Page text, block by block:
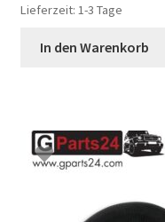
Lieferzeit: 1-3 Tage
In den Warenkorb